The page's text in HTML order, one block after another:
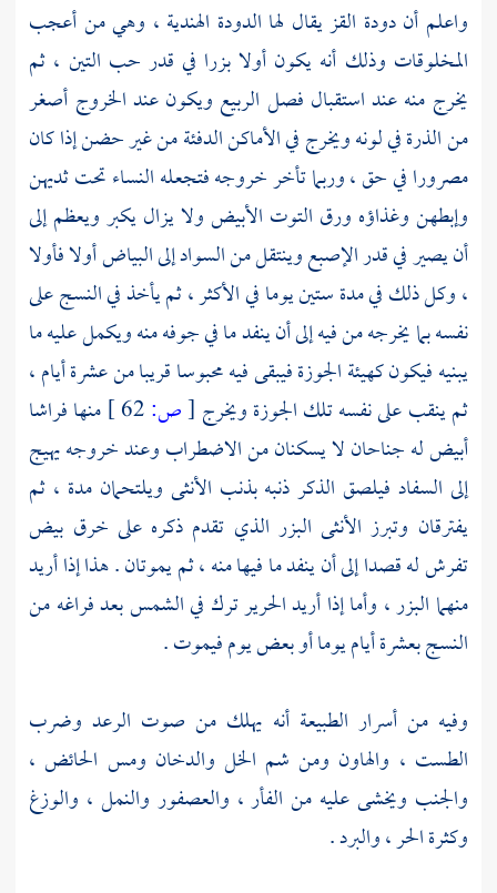
واعلم أن دودة القز يقال لها الدودة الهندية ، وهي من أعجب
المخلوقات وذلك أنه يكون أولا بزرا في قدر حب التين ، ثم
يخرج منه عند استقبال فصل الربيع ويكون عند الخروج أصغر
من الذرة في لونه ويخرج في الأماكن الدفئة من غير حضن إذا كان
مصرورا في حق ، وربما تأخر خروجه فتجعله النساء تحت ثديهن
وإبطهن وغذاؤه ورق التوت الأبيض ولا يزال يكبر ويعظم إلى
أن يصير في قدر الإصبع وينتقل من السواد إلى البياض أولا فأولا
، وكل ذلك في مدة ستين يوما في الأكثر ، ثم يأخذ في النسج على
نفسه بما يخرجه من فيه إلى أن ينفد ما في جوفه منه ويكمل عليه ما
يبنيه فيكون كهيئة الجوزة فيبقى فيه محبوسا قريبا من عشرة أيام ،
ثم ينقب على نفسه تلك الجوزة ويخرج [ص:
منها فراشا
أبيض له جناحان لا يسكنان من الاضطراب وعند خروجه يهيج
إلى السفاد فيلصق الذكر ذنبه بذنب الأنثى ويلتحمان مدة ، ثم
يفترقان وتبرز الأنثى البزر الذي تقدم ذكره على خرق بيض
تفرش له قصدا إلى أن ينفد ما فيها منه ، ثم يموتان . هذا إذا أريد
منهما البزر ، وأما إذا أريد الحرير ترك في الشمس بعد فراغه من
النسج بعشرة أيام يوما أو بعض يوم فيموت .
وفيه من أسرار الطبيعة أنه يهلك من صوت الرعد وضرب
الطست ، والهاون ومن شم الخل والدخان ومس الحائض ،
والجنب ويخشى عليه من الفأر ، والعصفور والنمل ، والوزغ
وكثرة الحر ، والبرد .